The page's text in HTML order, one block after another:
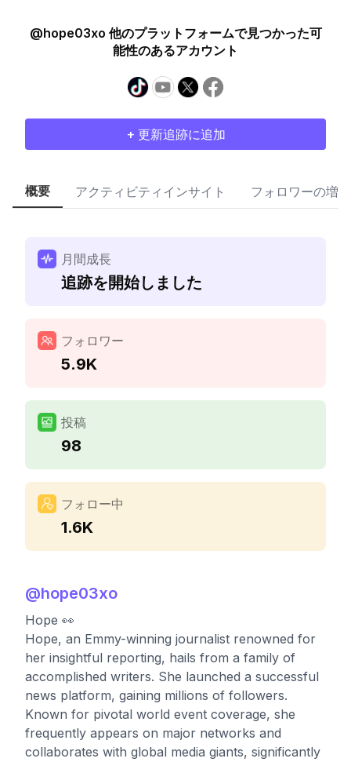
@hope03xo 他のプラットフォームで見つかった可
能性のあるアカウント
+ 更新追跡に追加
概要 アクティビティインサイト フォロワーの増加
月間成長
追跡を開始しました
フォロワー
5.9K
投稿
98
フォロー中
1.6K
@hope03xo
Hope 👀
Hope, an Emmy-winning journalist renowned for
her insightful reporting, hails from a family of
accomplished writers. She launched a successful
news platform, gaining millions of followers.
Known for pivotal world event coverage, she
frequently appears on major networks and
collaborates with global media giants, significantly